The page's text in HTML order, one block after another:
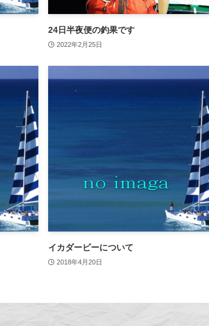
24日半夜便の釣果です
2022年2月25日
イカダービーについて
2018年4月20日